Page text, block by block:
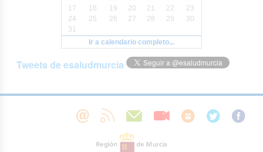
17
18 19 20 21 22
23
24
25 26 27 28 29
30
31
Ir a calendario completo...
Tweets de esaludmurcia